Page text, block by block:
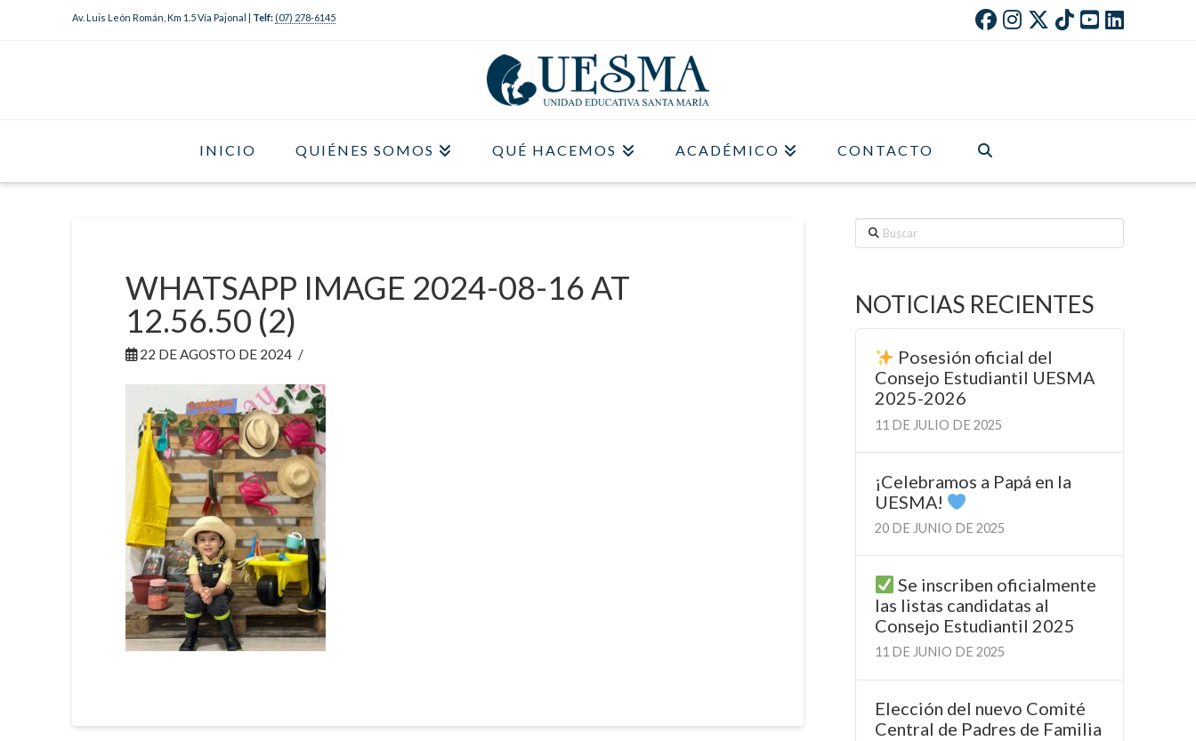
Av. Luis León Román, Km 1.5 Vía Pajonal | Telf: (07) 278-6145
INICIO QUIÉNES SOMOS QUÉ HACEMOS ACADÉMICO CONTACTO
WHATSAPP IMAGE 2024-08-16 AT
12.56.50 (2)
22 DE AGOSTO DE 2024
Buscar
NOTICIAS RECIENTES
Posesión oficial del
Consejo Estudiantil UESMA
2025-2026
11 DE JULIO DE 2025
¡Celebramos a Papá en la
UESMA!
20 DE JUNIO DE 2025
Se inscriben oficialmente
las listas candidatas al
Consejo Estudiantil 2025
11 DE JUNIO DE 2025
Elección del nuevo Comité
Central de Padres de Familia